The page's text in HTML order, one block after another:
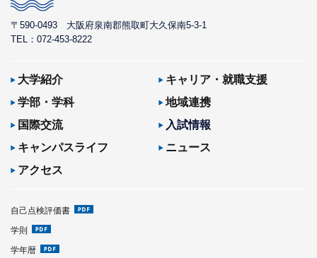
〒590-0493 大阪府泉南郡熊取町大久保南5-3-1
TEL：072-453-8222
大学紹介
キャリア・就職支援
学部・学科
地域連携
国際交流
入試情報
キャンパスライフ
ニュース
アクセス
自己点検評価書
学則
学年暦